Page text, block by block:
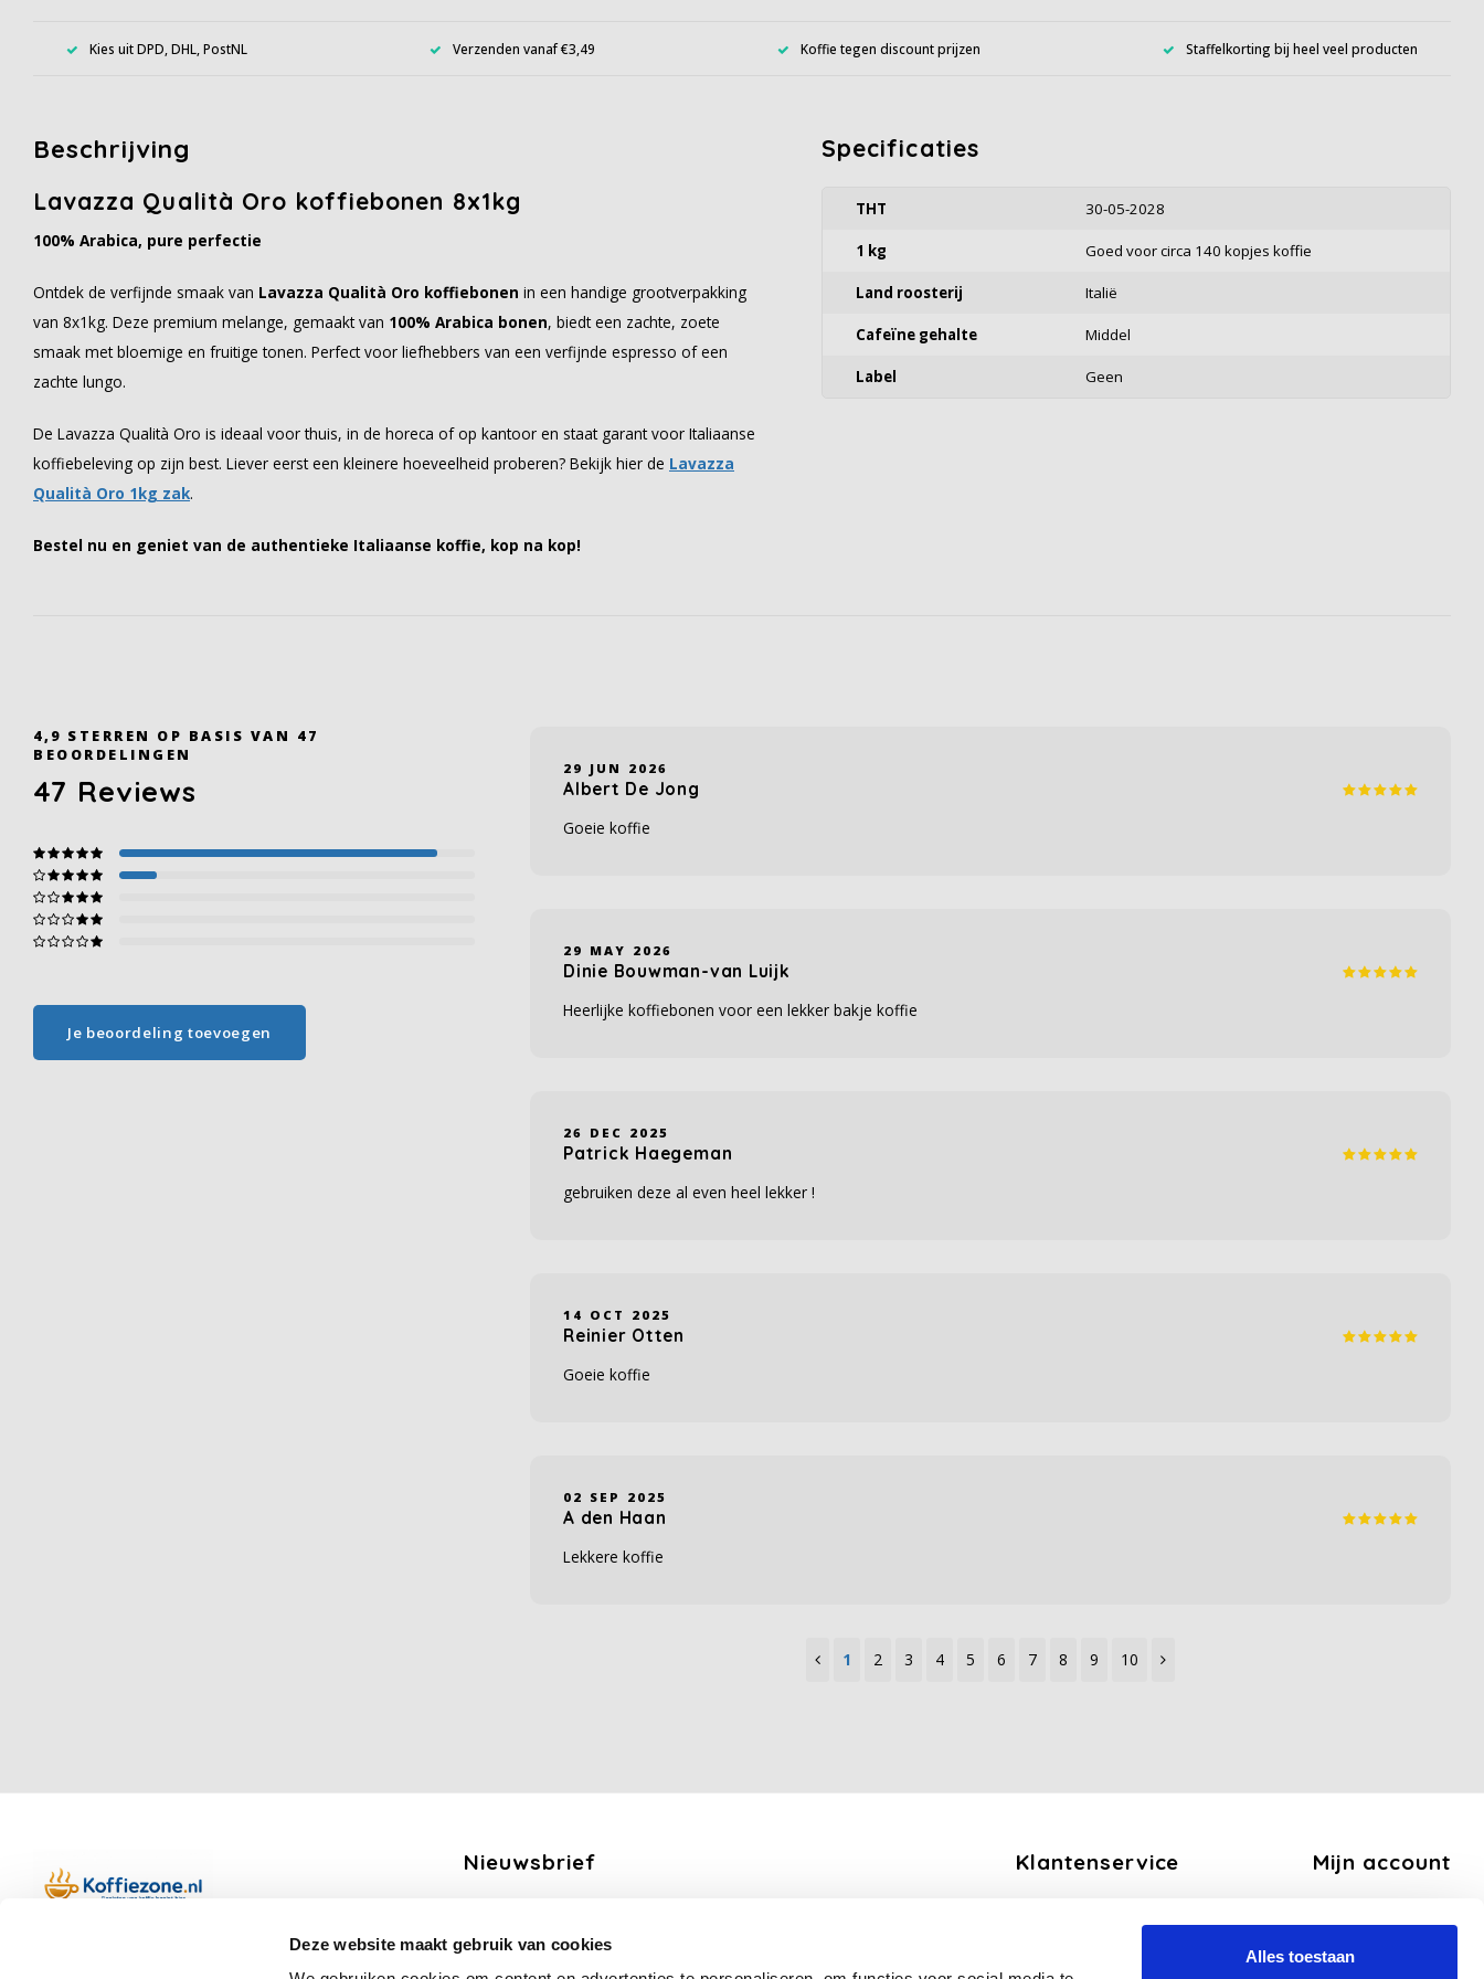
Deze website maakt gebruik van cookies
Alles toestaan
Kies uit DPD, DHL, PostNL Verzenden vanaf €3,49 Koffie tegen discount prijzen Staffelkorting bij heel veel producten
Beschrijving
Lavazza Qualità Oro koffiebonen 8x1kg
100% Arabica, pure perfectie
Ontdek de verfijnde smaak van Lavazza Qualità Oro koffiebonen in een handige grootverpakking
van 8x1kg. Deze premium melange, gemaakt van 100% Arabica bonen, biedt een zachte, zoete
smaak met bloemige en fruitige tonen. Perfect voor liefhebbers van een verfijnde espresso of een
zachte lungo.
De Lavazza Qualità Oro is ideaal voor thuis, in de horeca of op kantoor en staat garant voor Italiaanse
koffiebeleving op zijn best. Liever eerst een kleinere hoeveelheid proberen? Bekijk hier de Lavazza
Qualità Oro 1kg zak.
Bestel nu en geniet van de authentieke Italiaanse koffie, kop na kop!
Specificaties
THT 30-05-2028
1 kg Goed voor circa 140 kopjes koffie
Land roosterij Italië
Cafeïne gehalte Middel
Label Geen
4,9 STERREN OP BASIS VAN 47
BEOORDELINGEN
47 Reviews
Je beoordeling toevoegen
29 JUN 2026
Albert De Jong
Goeie koffie
29 MAY 2026
Dinie Bouwman-van Luijk
Heerlijke koffiebonen voor een lekker bakje koffie
26 DEC 2025
Patrick Haegeman
gebruiken deze al even heel lekker !
14 OCT 2025
Reinier Otten
Goeie koffie
02 SEP 2025
A den Haan
Lekkere koffie
1 2 3 4 5 6 7 8 9 10
Nieuwsbrief Klantenservice Mijn account
Mijn tickets